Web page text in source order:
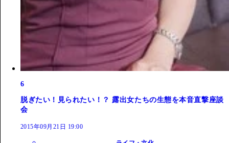
6
脱ぎたい！見られたい！？ 露出女たちの生態を本音直撃座談
会
2015年09月21日 19:00